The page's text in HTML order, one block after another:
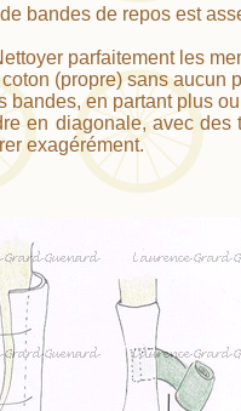
bandes de repos est
parfaitement les
(propre) sans aucun
bandes, en partant plus
en diagonale, avec des
exagérément.